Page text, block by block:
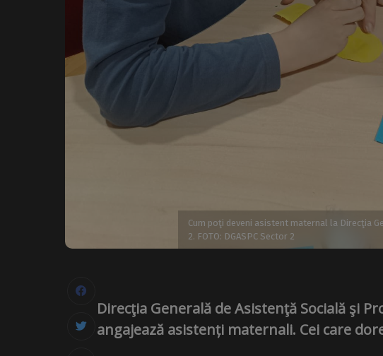
Cum poţi deveni asistent maternal la Direcţia
2. FOTO: DGASPC Sector 2
Direcţia Generală de Asistenţă Socială şi
angajează asistenți maternali. Cei care